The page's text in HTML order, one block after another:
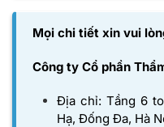
Mọi chi tiết xin vui
Công ty Cổ phần
Địa chỉ: Tầng 6
Hạ, Đống Đa, Hà